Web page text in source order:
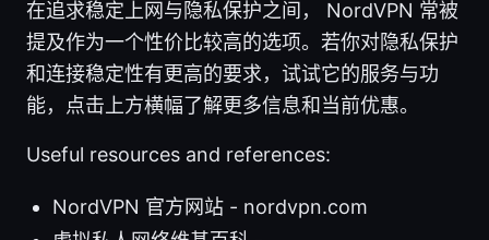
在追求稳定上网与隐私保护之间， NordVPN 常被
提及作为一个性价比较高的选项。若你对隐私保护
和连接稳定性有更高的要求，试试它的服务与功
能，点击上方横幅了解更多信息和当前优惠。
Useful resources and references:
NordVPN 官方网站 - nordvpn.com